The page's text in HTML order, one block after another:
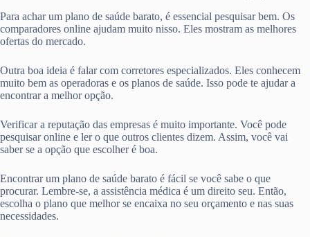
Para achar um plano de saúde barato, é essencial pesquisar bem. Os
comparadores online ajudam muito nisso. Eles mostram as melhores
ofertas do mercado.
Outra boa ideia é falar com corretores especializados. Eles conhecem
muito bem as operadoras e os planos de saúde. Isso pode te ajudar a
encontrar a melhor opção.
Verificar a reputação das empresas é muito importante. Você pode
pesquisar online e ler o que outros clientes dizem. Assim, você vai
saber se a opção que escolher é boa.
Encontrar um plano de saúde barato é fácil se você sabe o que
procurar. Lembre-se, a assistência médica é um direito seu. Então,
escolha o plano que melhor se encaixa no seu orçamento e nas suas
necessidades.